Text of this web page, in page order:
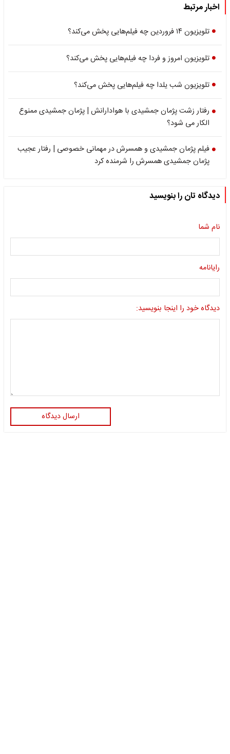
اخبار مرتبط
تلویزیون ۱۴ فروردین چه فیلم‌هایی پخش می‌کند؟
تلویزیون امروز و فردا چه فیلم‌هایی پخش می‌کند؟
تلویزیون شب یلدا چه فیلم‌هایی پخش می‌کند؟
رفتار زشت پژمان جمشیدی با هوادارانش | پژمان جمشیدی ممنوع
الکار می شود؟
فیلم پژمان جمشیدی و همسرش در مهمانی خصوصی | رفتار عجیب
پژمان جمشیدی همسرش را شرمنده کرد
دیدگاه تان را بنویسید
نام شما
رایانامه
دیدگاه خود را اینجا بنویسید:
ارسال دیدگاه